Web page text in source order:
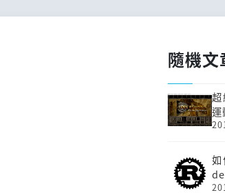
隨機文
運